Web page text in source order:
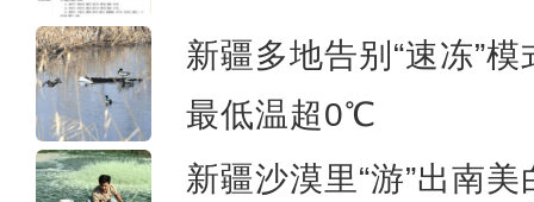
新疆多地告别“速冻”
最低温超0℃
新疆沙漠里“游”出南美